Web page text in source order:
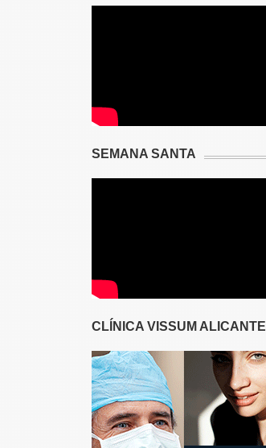
SEMANA SANTA
CLÍNICA VISSUM ALICANTE